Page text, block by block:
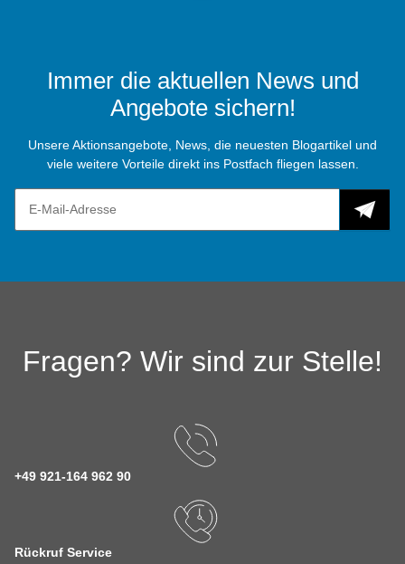
Immer die aktuellen News und
Angebote sichern!
Unsere Aktionsangebote, News, die neuesten Blogartikel und
viele weitere Vorteile direkt ins Postfach fliegen lassen.
Fragen? Wir sind zur Stelle!
+49 921-164 962 90
Rückruf Service